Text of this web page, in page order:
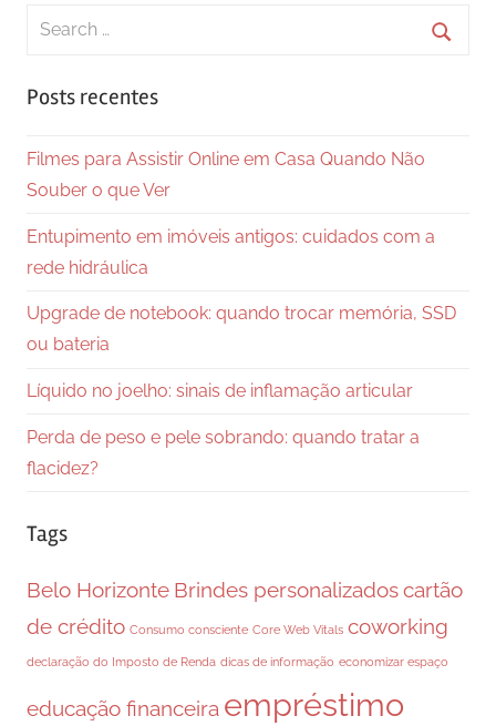
Search
Posts recentes
Filmes para Assistir Online em Casa Quando Não
Souber o que Ver
Entupimento em imóveis antigos: cuidados com a
rede hidráulica
Upgrade de notebook: quando trocar memória, SSD
ou bateria
Líquido no joelho: sinais de inflamação articular
Perda de peso e pele sobrando: quando tratar a
flacidez?
Tags
Belo Horizonte Brindes personalizadoscartão
de crédito Consumo consciente Core Web Vitals coworking
declaração do Imposto de Renda dicas de informação economizar espaço
educação financeira empréstimo